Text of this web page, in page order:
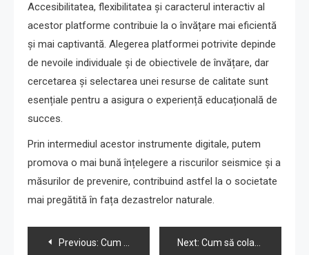
Accesibilitatea, flexibilitatea și caracterul interactiv al
acestor platforme contribuie la o învățare mai eficientă
și mai captivantă. Alegerea platformei potrivite depinde
de nevoile individuale și de obiectivele de învățare, dar
cercetarea și selectarea unei resurse de calitate sunt
esențiale pentru a asigura o experiență educațională de
succes.
Prin intermediul acestor instrumente digitale, putem
promova o mai bună înțelegere a riscurilor seismice și a
măsurilor de prevenire, contribuind astfel la o societate
mai pregătită în fața dezastrelor naturale.
Navigare
Previous: Cum să creezi o hartă a zonelor sigure în comunitatea ta Next: Cum să colaborezi cu școlile pentru simulări și pregătiri împotriva cutremurelor